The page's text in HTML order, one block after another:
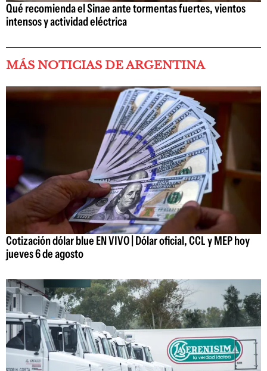
Qué recomienda el Sinae ante tormentas fuertes, vientos
intensos y actividad eléctrica
MÁS NOTICIAS DE ARGENTINA
Cotización dólar blue EN VIVO | Dólar oficial, CCL y MEP hoy
jueves 6 de agosto